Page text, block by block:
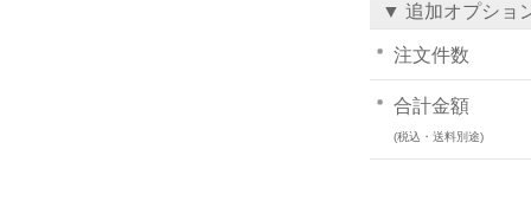
▼ 追加オプショ
注文件数
合計金額
(税込・送料別途)